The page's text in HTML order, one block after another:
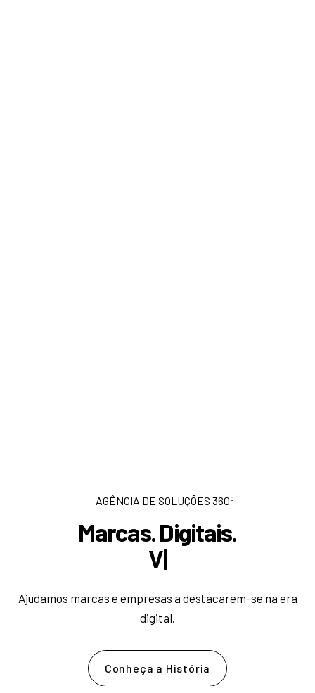
--- AGÊNCIA DE SOLUÇÕES 360º
Marcas. Digitais.
De
Ajudamos marcas e empresas a destacarem-se na era
digital.
Conheça a História